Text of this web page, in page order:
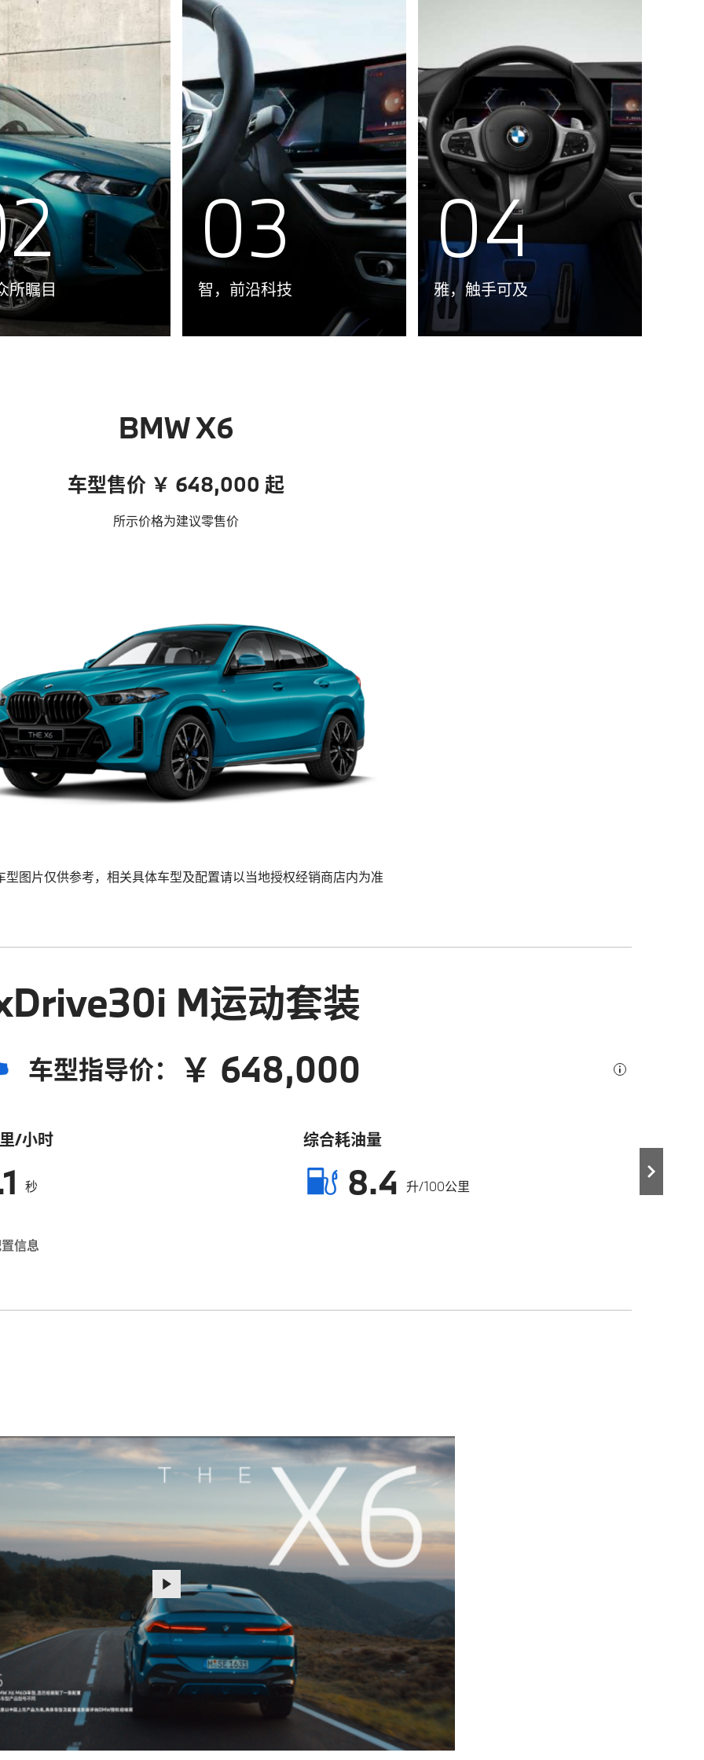
所瞩目
03
智，前沿科技
04
雅，触手可及
BMW X6
车型售价 ￥ 648,000 起
所示价格为建议零售价
型图片仅供参考，相关具体车型及配置请以当地授权经销商店内为准
M运动套装
车型指导价： ￥ 648,000
/小时
秒
综合耗油量
8.4 升/100公里
信息